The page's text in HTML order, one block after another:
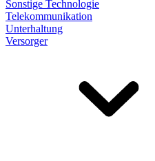
Sonstige Technologie
Telekommunikation
Unterhaltung
Versorger